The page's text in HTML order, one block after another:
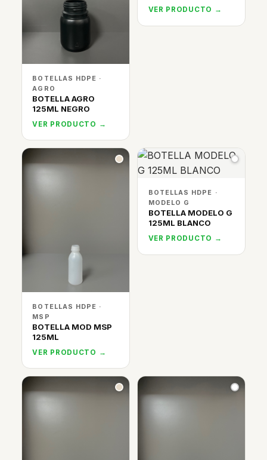
BOTELLAS HDPE ·
AGRO
BOTELLA AGRO
125ML NEGRO
VER PRODUCTO →
VER PRODUCTO →
BOTELLAS HDPE ·
MSP
BOTELLA MOD MSP
125ML
VER PRODUCTO →
BOTELLAS HDPE ·
MODELO G
BOTELLA MODELO G
125ML BLANCO
VER PRODUCTO →